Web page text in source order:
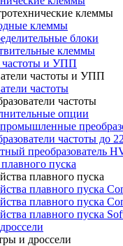
клеммы
клеммы
блоки
клеммы
частоты и УПП
частоты и УПП
частоты
частоты
опции
частоты до
преобразователь
пуска
плавного пуска
плавного пуска
плавного пуска
плавного пуска
и дроссели